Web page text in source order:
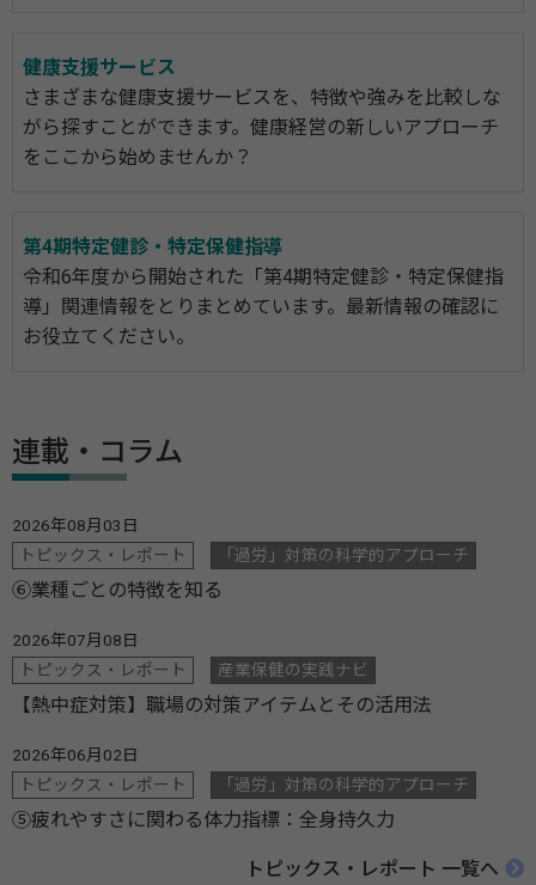
健康支援サービス
さまざまな健康支援サービスを、特徴や強みを比較しな
がら探すことができます。健康経営の新しいアプローチ
をここから始めませんか？
第4期特定健診・特定保健指導
令和6年度から開始された「第4期特定健診・特定保健指
導」関連情報をとりまとめています。最新情報の確認に
お役立てください。
連載・コラム
2026年08月03日
トピックス・レポート
「過労」対策の科学的アプローチ
⑥業種ごとの特徴を知る
2026年07月08日
トピックス・レポート
産業保健の実践ナビ
【熱中症対策】職場の対策アイテムとその活用法
2026年06月02日
トピックス・レポート
「過労」対策の科学的アプローチ
⑤疲れやすさに関わる体力指標：全身持久力
トピックス・レポート 一覧へ